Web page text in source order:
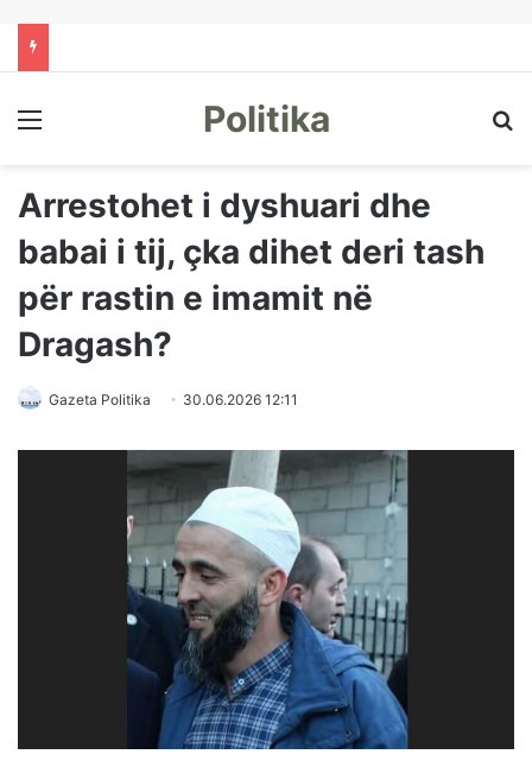
Menu Politika
Arrestohet i dyshuari dhe
babai i tij, çka dihet deri tash
për rastin e imamit në
Dragash?
Gazeta Politika 30.06.2026 12:11